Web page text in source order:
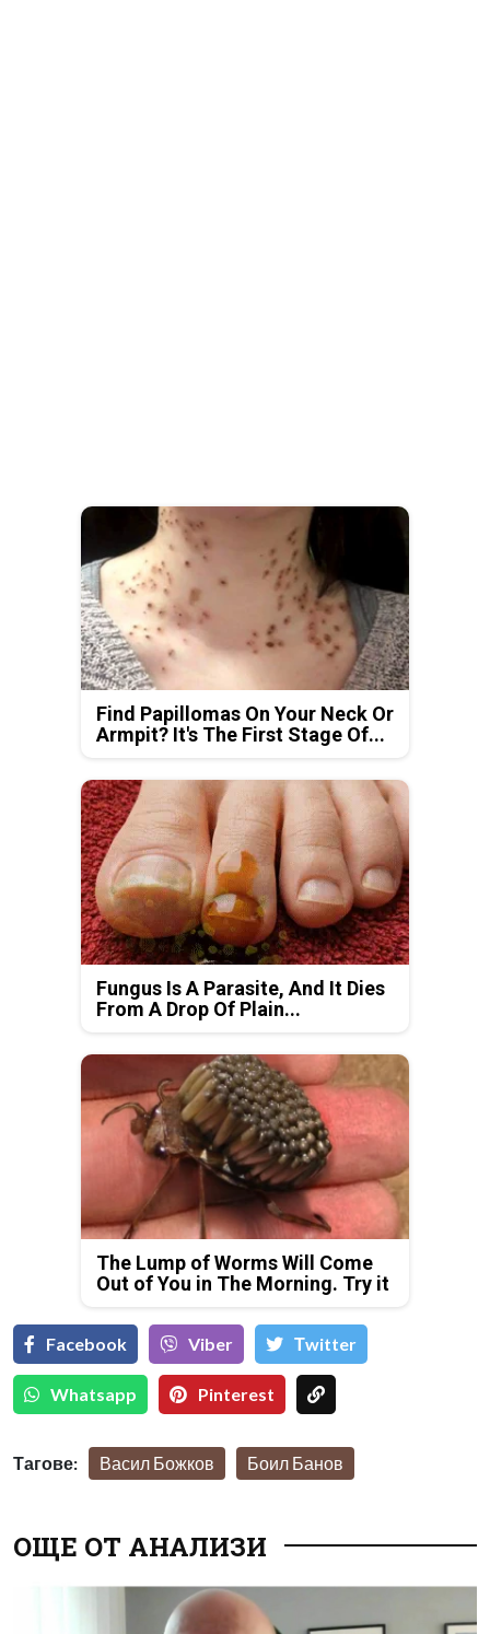
Find Papillomas On Your Neck Or
Armpit? It's The First Stage Of...
Fungus Is A Parasite, And It Dies
From A Drop Of Plain...
The Lump of Worms Will Come
Out of You in The Morning. Try it
Facebook Viber Тwitter
Whatsapp Pinterest
Тагове: Васил Божков Боил Банов
ОЩЕ ОТ АНАЛИЗИ